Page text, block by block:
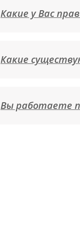
Какие у Вас
Какие
Вы работаете